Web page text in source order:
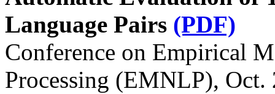
Language Pairs (PDF)
Conference on Empirical
Processing (EMNLP), Oct.